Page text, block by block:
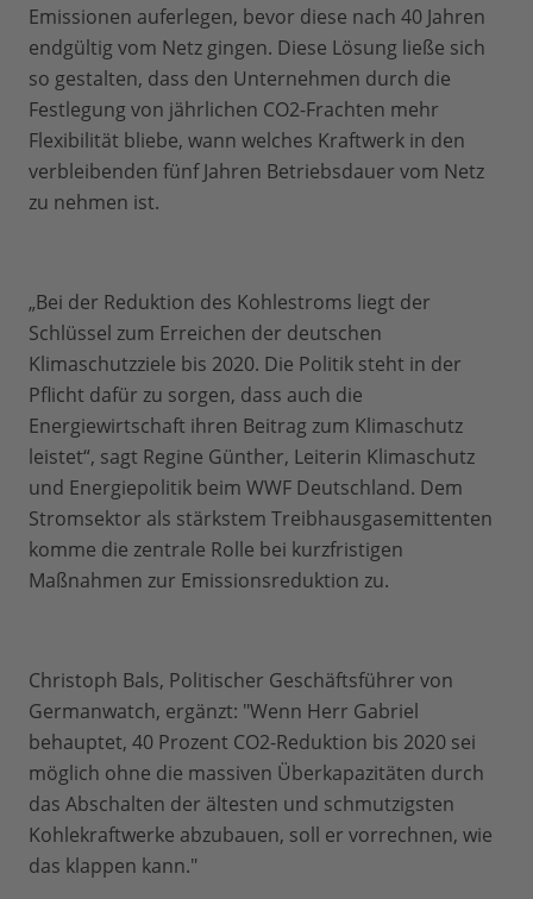
Emissionen auferlegen, bevor diese nach 40 Jahren
endgültig vom Netz gingen. Diese Lösung ließe sich
so gestalten, dass den Unternehmen durch die
Festlegung von jährlichen CO2-Frachten mehr
Flexibilität bliebe, wann welches Kraftwerk in den
verbleibenden fünf Jahren Betriebsdauer vom Netz
zu nehmen ist.
„Bei der Reduktion des Kohlestroms liegt der
Schlüssel zum Erreichen der deutschen
Klimaschutzziele bis 2020. Die Politik steht in der
Pflicht dafür zu sorgen, dass auch die
Energiewirtschaft ihren Beitrag zum Klimaschutz
leistet“, sagt Regine Günther, Leiterin Klimaschutz
und Energiepolitik beim WWF Deutschland. Dem
Stromsektor als stärkstem Treibhausgasemittenten
komme die zentrale Rolle bei kurzfristigen
Maßnahmen zur Emissionsreduktion zu.
Christoph Bals, Politischer Geschäftsführer von
Germanwatch, ergänzt: "Wenn Herr Gabriel
behauptet, 40 Prozent CO2-Reduktion bis 2020 sei
möglich ohne die massiven Überkapazitäten durch
das Abschalten der ältesten und schmutzigsten
Kohlekraftwerke abzubauen, soll er vorrechnen, wie
das klappen kann."